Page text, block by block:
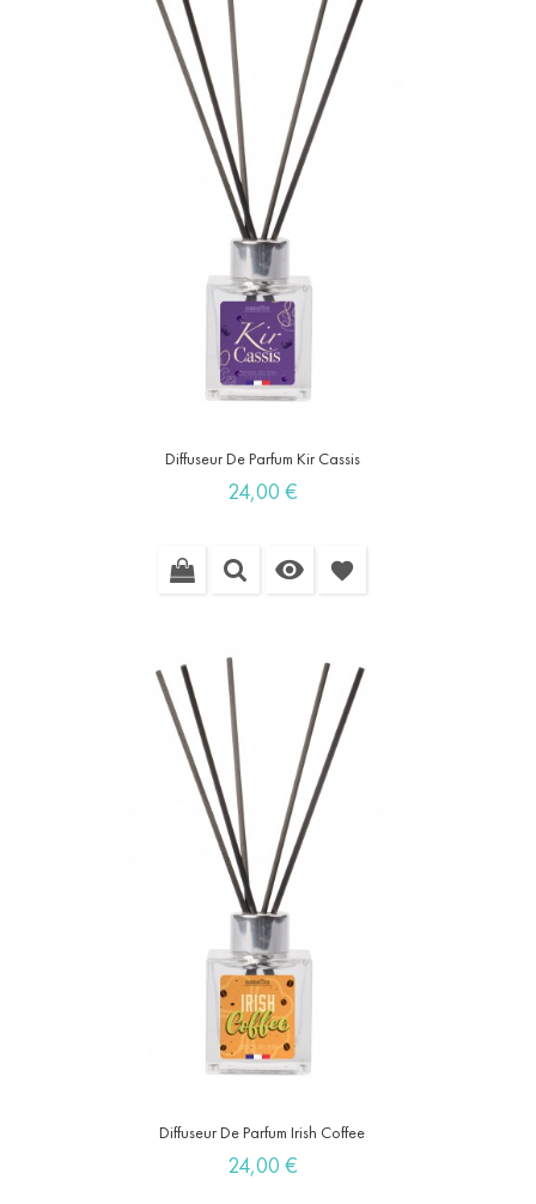
Diffuseur De Parfum Kir Cassis
Prix
24,00 €
 favorite
Diffuseur De Parfum Irish Coffee
Prix
24,00 €